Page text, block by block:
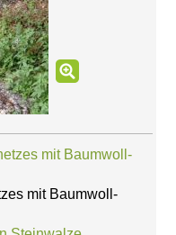
mit Baumwoll-